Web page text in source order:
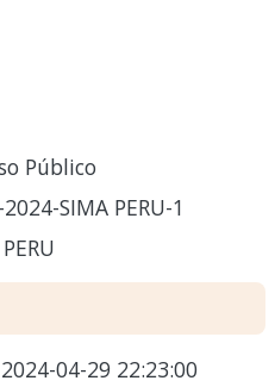
Público
SIMA PERU-1
2024-04-29 22:23:00